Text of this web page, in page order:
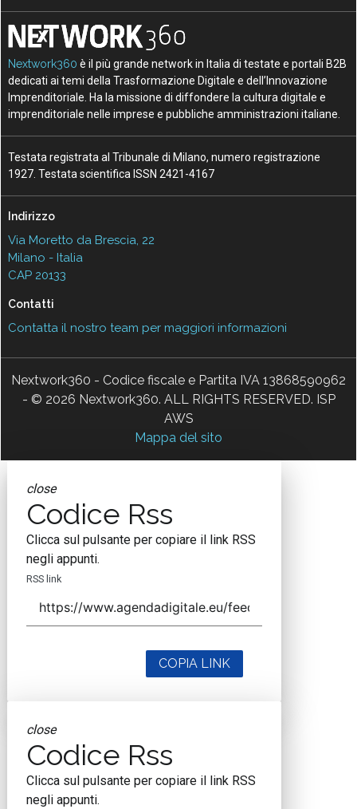
Nextwork360 è il più grande network in Italia di testate e portali B2B
dedicati ai temi della Trasformazione Digitale e dell’Innovazione
Imprenditoriale. Ha la missione di diffondere la cultura digitale e
imprenditoriale nelle imprese e pubbliche amministrazioni italiane.
Testata registrata al Tribunale di Milano, numero registrazione
1927. Testata scientifica ISSN 2421-4167
Indirizzo
Via Moretto da Brescia, 22
Milano - Italia
CAP 20133
Contatti
Contatta il nostro team per maggiori informazioni
Nextwork360 - Codice fiscale e Partita IVA 13868590962
- © 2026 Nextwork360. ALL RIGHTS RESERVED. ISP
AWS
Mappa del sito
close
Codice Rss
Clicca sul pulsante per copiare il link RSS
negli appunti.
RSS link
COPIA LINK
close
Codice Rss
Clicca sul pulsante per copiare il link RSS
negli appunti.